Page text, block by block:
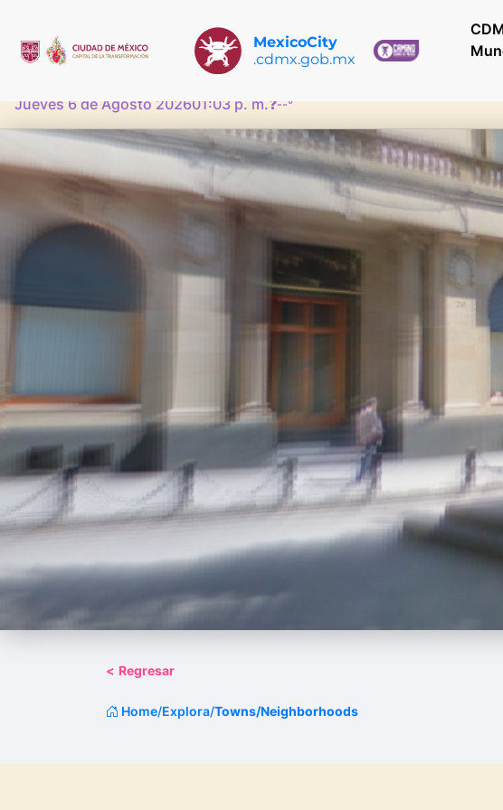
MexicoCity
.cdmx.gob.mx
Jueves 6 de Agosto 202601:03 p. m.❓--°
< Regresar
Home/Explora/Towns/Neighborhoods